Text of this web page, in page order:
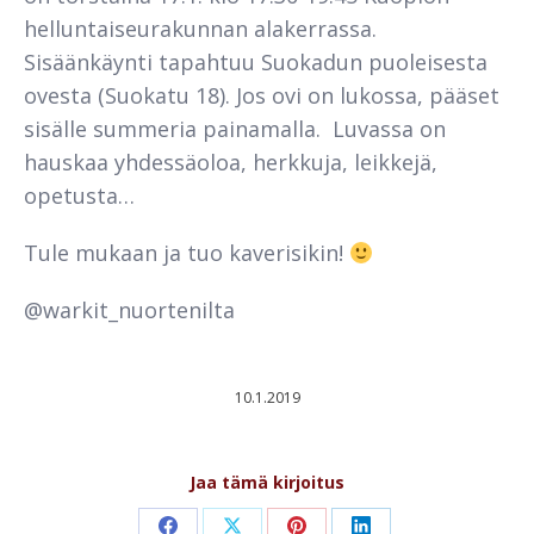
helluntaiseurakunnan alakerrassa.
Sisäänkäynti tapahtuu Suokadun puoleisesta
ovesta (Suokatu 18). Jos ovi on lukossa, pääset
sisälle summeria painamalla. Luvassa on
hauskaa yhdessäoloa, herkkuja, leikkejä,
opetusta…
Tule mukaan ja tuo kaverisikin!
@warkit_nuortenilta
10.1.2019
Jaa tämä kirjoitus